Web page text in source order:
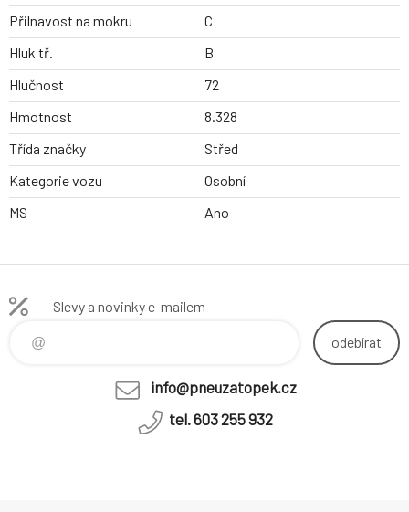
Přilnavost na mokru
C
Hluk tř.
B
Hlučnost
72
Hmotnost
8.328
Třída značky
Střed
Kategorie vozu
Osobní
MS
Ano
Slevy a novinky e-mailem
odebírat
info@pneuzatopek.cz
tel. 603 255 932